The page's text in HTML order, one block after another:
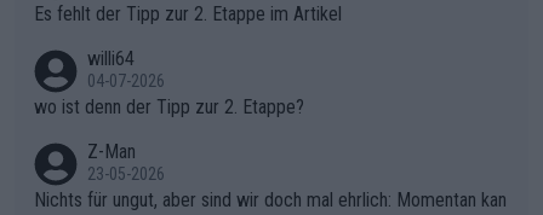
Es fehlt der Tipp zur 2. Etappe im Artikel
willi64
04-07-2026
wo ist denn der Tipp zur 2. Etappe?
Z-Man
23-05-2026
Nichts für ungut, aber sind wir doch mal ehrlich: Momentan kan